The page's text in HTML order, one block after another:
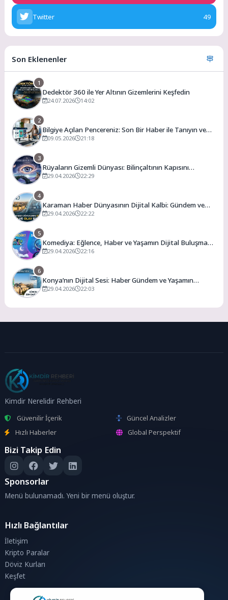
Twitter 49
Son Eklenenler
1
Dedektör 360 ile Yer Altının Gizemlerini Keşfedin
24.07.2026 14:02
2
Bilgiye Açılan Pencereniz: Son Bir Haber ile Tanıyın ve
Keşfedin
09.05.2026 21:18
3
Rüyaların Gizemli Dünyası: Bilinçaltının Kapısını
Aralamak
29.04.2026 22:29
4
Karaman Haber Dünyasının Dijital Kalbi: Gündem ve
Olay
29.04.2026 22:22
5
Komediya: Eğlence, Haber ve Yaşamın Dijital Buluşma
Noktası
29.04.2026 22:16
6
Konya’nın Dijital Sesi: Haber Gündem ve Yaşamın
Merkezi
29.04.2026 22:03
Kimdir Nerelidir Rehberi
Güvenilir İçerik
Güncel Analizler
Hızlı Haberler
Global Perspektif
Bizi Takip Edin
Sponsorlar
Menü bulunamadı. Yeni bir menü oluştur.
Hızlı Bağlantılar
İletişim
Kripto Paralar
Döviz Kurları
Keşfet